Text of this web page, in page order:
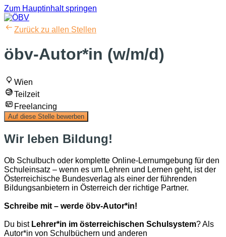
Zum Hauptinhalt springen
Zurück zu allen Stellen
öbv-Autor*in (w/m/d)
Wien
Teilzeit
Freelancing
Auf diese Stelle bewerben
Wir leben Bildung!
Ob Schulbuch oder komplette Online-Lernumgebung für den
Schuleinsatz – wenn es um Lehren und Lernen geht, ist der
Österreichische Bundesverlag als einer der führenden
Bildungsanbietern in Österreich der richtige Partner.
Schreibe mit – werde öbv-Autor*in!
Du bist Lehrer*in im österreichischen Schulsystem? Als
Autor*in von Schulbüchern und anderen